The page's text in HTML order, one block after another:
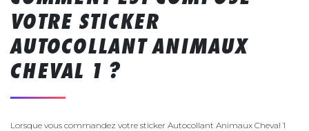
VOTRE STICKER
AUTOCOLLANT ANIMAUX
CHEVAL 1 ?
Lorsque vous commandez votre sticker Autocollant Animaux Cheval 1